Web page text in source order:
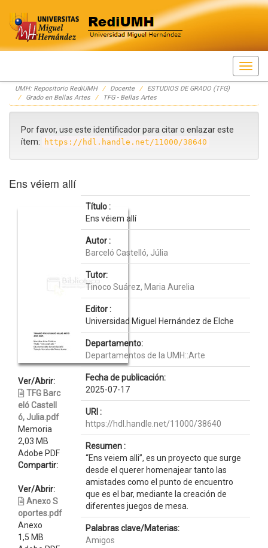
Skip
navigation
UMH: Repositorio RediUMH Docente
ESTUDIOS DE GRADO (TFG)
Grado en Bellas Artes
TFG - Bellas Artes
Por favor, use este identificador para citar o enlazar este
ítem:
https://hdl.handle.net/11000/38640
Ens véiem allí
Ver/Abrir:
TFG Barc
eló Castell
ó, Julia.pdf
Memoria
2,03 MB
Adobe PDF
Compartir:
Ver/Abrir:
Anexo S
oportes.pdf
Anexo
1,5 MB
Título :
Ens véiem allí
Autor :
Barceló Castelló, Júlia
Tutor:
Tinoco Suárez, Maria Aurelia
Editor :
Universidad Miguel Hernández de Elche
Departamento:
Departamentos de la UMH::Arte
Fecha de publicación:
2025-07-17
URI :
https://hdl.handle.net/11000/38640
Resumen :
“Ens veiem alli”, es un proyecto que surge
desde el querer homenajear tanto las
amistades como el punto de encuentro
que es el bar, mediante la creación de
diferentes juegos de mesa.
Palabras clave/Materias:
Amigos